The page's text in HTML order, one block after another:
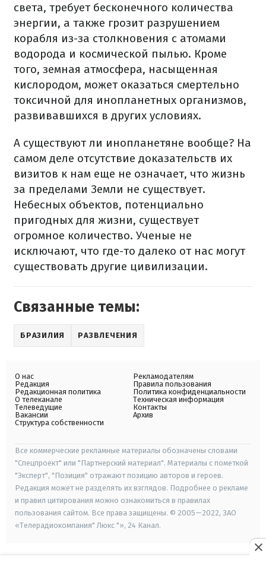
света, требует бесконечного количества
энергии, а также грозит разрушением
корабля из-за столкновения с атомами
водорода и космической пылью. Кроме
того, земная атмосфера, насыщенная
кислородом, может оказаться смертельно
токсичной для инопланетных организмов,
развивавшихся в других условиях.
А существуют ли инопланетяне вообще? На
самом деле отсутствие доказательств их
визитов к нам еще не означает, что жизнь
за пределами Земли не существует.
Небесных объектов, потенциально
пригодных для жизни, существует
огромное количество. Ученые не
исключают, что где-то далеко от нас могут
существовать другие цивилизации.
Связанные темы:
БРАЗИЛИЯ РАЗВЛЕЧЕНИЯ
О нас
Редакция
Редакционная политика
О телеканале
Телеведущие
Вакансии
Структура собственности
Рекламодателям
Правила пользования
Политика конфиденциальности
Техническая информация
Контакты
Архив
Все коммерческие рекламные материалы обозначены словами
"Спецпроект" или "Партнерский материал". Материалы с пометкой
"Эксперт", "Позиция" отражают позицию авторов и героев.
Редакция может не разделять их взглядов. Подробнее о рекламе
и правил цитирования можно ознакомиться в правилах
пользования сайтом. Все права защищены. © 2005—2022, ЗАО
«Телерадиокомпания" Люкс "», 24 Канал.